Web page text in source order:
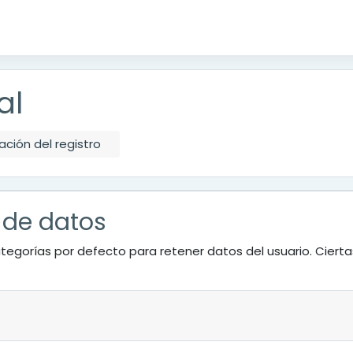
del registro
datos
por defecto para retener datos del usuario.